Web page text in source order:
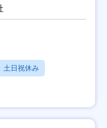
土日祝休み